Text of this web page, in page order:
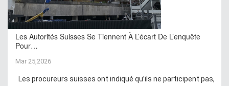
Les Autorités Suisses Se Tiennent À L’écart De L’enquête
Pour…
Mar 25,2026
Les procureurs suisses ont indiqué qu’ils ne participent pas,